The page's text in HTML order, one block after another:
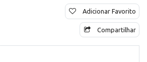
Adicionar Favorito
Compartilhar